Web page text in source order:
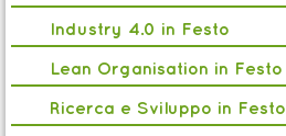
Industry 4.0 in Festo
Lean Organisation in Festo
Ricerca e Sviluppo in Festo